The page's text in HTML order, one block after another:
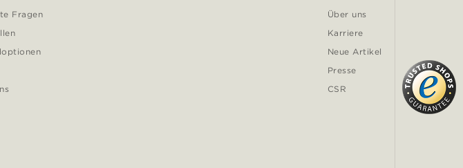
Fragen
Über uns
Karriere
Neue Artikel
Presse
CSR